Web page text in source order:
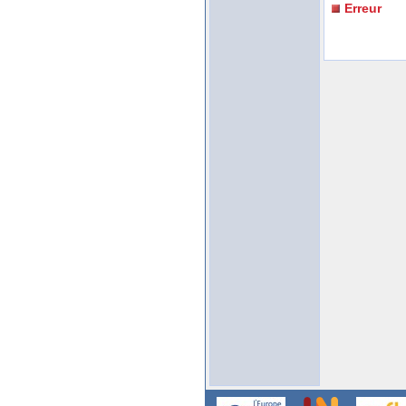
Erreur